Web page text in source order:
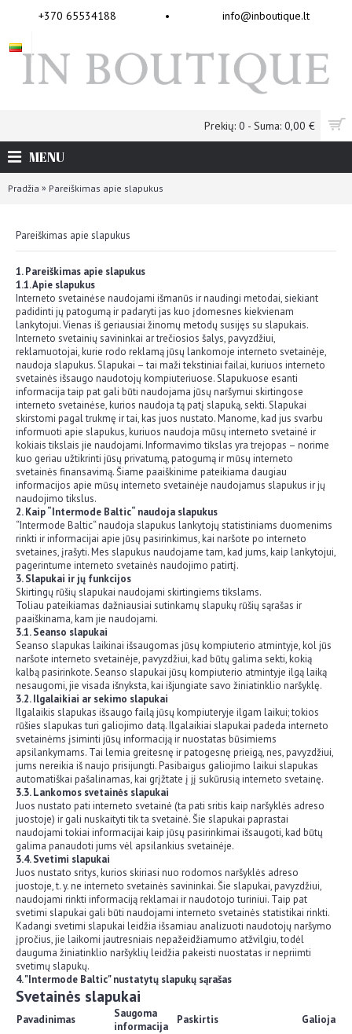
+370 65534188 • info@inboutique.lt
Prekių: 0 - Suma: 0,00 €
MENU
Pradžia » Pareiškimas apie slapukus
Pareiškimas apie slapukus
1. Pareiškimas apie slapukus
1.1. Apie slapukus
Interneto svetainėse naudojami išmanūs ir naudingi metodai, siekiant
padidinti jų patogumą ir padaryti jas kuo įdomesnes kiekvienam
lankytojui. Vienas iš geriausiai žinomų metodų susijęs su slapukais.
Interneto svetainių savininkai ar trečiosios šalys, pavyzdžiui,
reklamuotojai, kurie rodo reklamą jūsų lankomoje interneto svetainėje,
naudoja slapukus. Slapukai – tai maži tekstiniai failai, kuriuos interneto
svetainės išsaugo naudotojų kompiuteriuose. Slapukuose esanti
informacija taip pat gali būti naudojama jūsų naršymui skirtingose
interneto svetainėse, kurios naudoja tą patį slapuką, sekti. Slapukai
skirstomi pagal trukmę ir tai, kas juos nustato. Manome, kad jus svarbu
informuoti apie slapukus, kuriuos naudoja mūsų interneto svetainė ir
kokiais tikslais jie naudojami. Informavimo tikslas yra trejopas – norime
kuo geriau užtikrinti jūsų privatumą, patogumą ir mūsų interneto
svetainės finansavimą. Šiame paaiškinime pateikiama daugiau
informacijos apie mūsų interneto svetainėje naudojamus slapukus ir jų
naudojimo tikslus.
2. Kaip “Intermode Baltic“ naudoja slapukus
“Intermode Baltic“ naudoja slapukus lankytojų statistiniams duomenims
rinkti ir informacijai apie jūsų pasirinkimus, kai naršote po interneto
svetaines, įrašyti. Mes slapukus naudojame tam, kad jums, kaip lankytojui,
pagerintume interneto svetainės naudojimo patirtį.
3. Slapukai ir jų funkcijos
Skirtingų rūšių slapukai naudojami skirtingiems tikslams.
Toliau pateikiamas dažniausiai sutinkamų slapukų rūšių sąrašas ir
paaiškinama, kam jie naudojami.
3.1. Seanso slapukai
Seanso slapukas laikinai išsaugomas jūsų kompiuterio atmintyje, kol jūs
naršote interneto svetainėje, pavyzdžiui, kad būtų galima sekti, kokią
kalbą pasirinkote. Seanso slapukai jūsų kompiuterio atmintyje ilgą laiką
nesaugomi, jie visada išnyksta, kai išjungiate savo žiniatinklio naršyklę.
3.2. Ilgalaikiai ar sekimo slapukai
Ilgalaikis slapukas išsaugo failą jūsų kompiuteryje ilgam laikui; tokios
rūšies slapukas turi galiojimo datą. Ilgalaikiai slapukai padeda interneto
svetainėms įsiminti jūsų informaciją ir nuostatas būsimiems
apsilankymams. Tai lemia greitesnę ir patogesnę prieigą, nes, pavyzdžiui,
jums nereikia iš naujo prisijungti. Pasibaigus galiojimo laikui slapukas
automatiškai pašalinamas, kai grįžtate į jį sukūrusią interneto svetainę.
3.3. Lankomos svetainės slapukai
Juos nustato pati interneto svetainė (ta pati sritis kaip naršyklės adreso
juostoje) ir gali nuskaityti tik ta svetainė. Šie slapukai paprastai
naudojami tokiai informacijai kaip jūsų pasirinkimai išsaugoti, kad būtų
galima panaudoti jums vėl apsilankius svetainėje.
3.4. Svetimi slapukai
Juos nustato sritys, kurios skiriasi nuo rodomos naršyklės adreso
juostoje, t. y. ne interneto svetainės savininkai. Šie slapukai, pavyzdžiui,
naudojami rinkti informaciją reklamai ir naudotojo turiniui. Taip pat
svetimi slapukai gali būti naudojami interneto svetainės statistikai rinkti.
Kadangi svetimi slapukai leidžia išsamiau analizuoti naudotojų naršymo
įpročius, jie laikomi jautresniais nepažeidžiamumo atžvilgiu, todėl
dauguma žiniatinklio naršyklių leidžia pakeisti nuostatas ir nepriimti
svetimų slapukų.
4. "Intermode Baltic" nustatytų slapukų sąrašas
Svetainės slapukai
Pavadinimas
Saugoma
informacija
Paskirtis Galioja